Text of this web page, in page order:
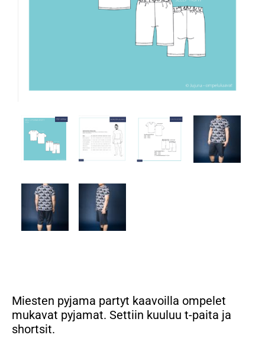
Miesten pyjama partyt kaavoilla ompelet
mukavat pyjamat. Settiin kuuluu t-paita ja
shortsit.